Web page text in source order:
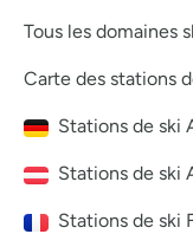
Tous les domaines
Carte des stations
Stations de ski
Stations de ski
Stations de ski